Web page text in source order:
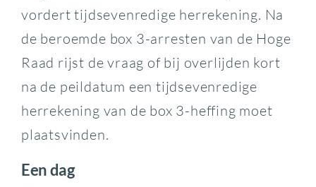
vordert tijdsevenredige herrekening. Na
de beroemde box 3-arresten van de Hoge
Raad rijst de vraag of bij overlijden kort
na de peildatum een tijdsevenredige
herrekening van de box 3-heffing moet
plaatsvinden.
Een dag